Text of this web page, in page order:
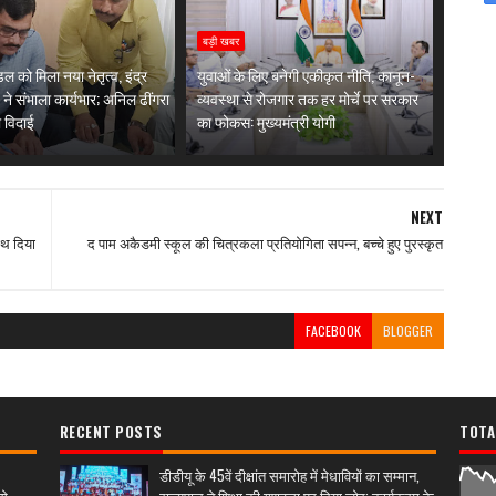
को मिला नया नेतृत्व, इंद्र
संभाला कार्यभार; अनिल ढींगरा
बड़ी खबर
युवाओं के लिए बनेगी एकीकृत नीति, कानून-
व्यवस्था से रोजगार तक हर मोर्चे पर सरकार
का फोकस: मुख्यमंत्री योगी
NEXT
द पाम अकैडमी स्कूल की चित्रकला प्रतियोगिता सपन्न, बच्चे हुए पुरस्कृत
दिया
FACEBOOK BLOGGER
RECENT POSTS
डीडीयू के 45वें दीक्षांत समारोह में मेधावियों का सम्मान,